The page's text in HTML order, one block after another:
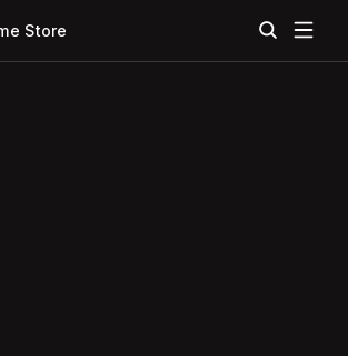
Store